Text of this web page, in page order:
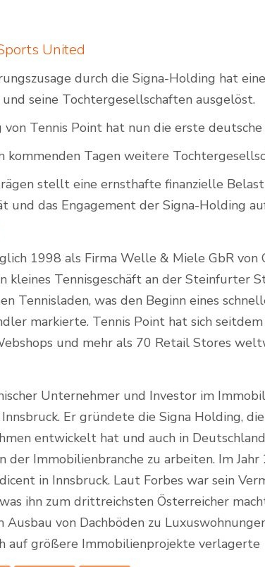
United
durch die Signa-Holding hat
seine Tochtergesellschaften ausgelöst.
Tennis Point hat nun die erste
kommenden Tagen weitere
stellt eine ernsthafte finanzielle
und das Engagement der Signa-Holding
1998 als Firma Welle & Miele GbR
kleines Tennisgeschäft an der Steinfurter
Tennisladen, was den Beginn eines
markierte. Tennis Point hat sich
und mehr als 70 Retail Stores
Unternehmer und Investor im
Er gründete die Signa Holding,
entwickelt hat und auch in
der Immobilienbranche zu arbeiten. Im
in Innsbruck. Laut Forbes war sein
ihn zum drittreichsten Österreicher
von Dachböden zu
auf größere Immobilienprojekte verlagerte